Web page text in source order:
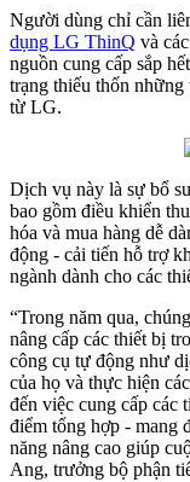
Người dùng chỉ cần
dụng LG ThinQ và
nguồn cung cấp sắp
trạng thiếu thốn
từ LG.
Dịch vụ này là sự bổ
bao gồm điều khiển
hóa và mua hàng dễ
động - cải tiến hỗ trợ
ngành dành cho các
“Trong năm qua,
nâng cấp các thiết bị
công cụ tự động như
của họ và thực hiện
đến việc cung cấp
điểm tổng hợp - mang
năng nâng cao giúp
Ang, trưởng bộ phận